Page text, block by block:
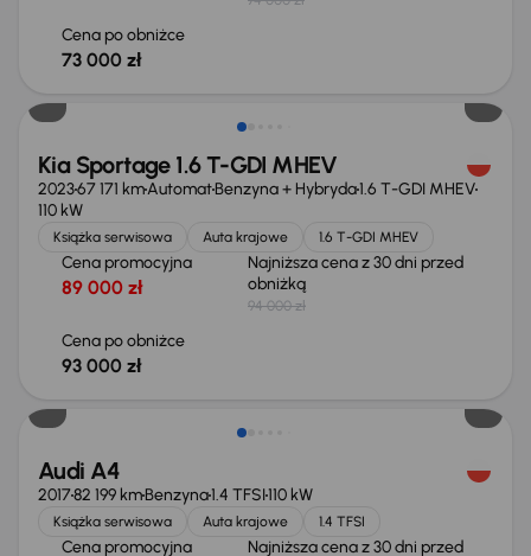
Cena po obniżce
73 000 zł
Kia Sportage 1.6 T-GDI MHEV
202367 171 kmAutomatBenzyna + Hybryda1.6 T-GDI MHEV
110 kW
Książka serwisowa Auta krajowe 1.6 T-GDI MHEV
Cena promocyjna
89 000 zł
Najniższa cena z 30 dni przed
obniżką
94 000 zł
Cena po obniżce
93 000 zł
Audi A4
201782 199 kmBenzyna1.4 TFSI110 kW
Książka serwisowa Auta krajowe 1.4 TFSI
Cena promocyjna
Najniższa cena z 30 dni przed